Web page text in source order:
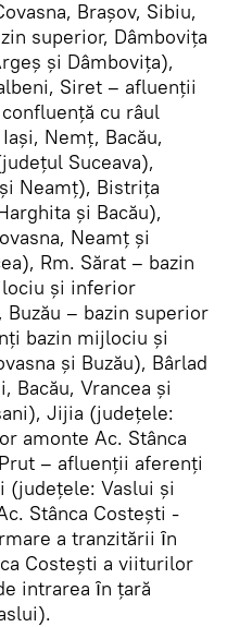
Braşov, Sibiu,
superior, Dâmboviţa
şi Dâmboviţa),
Siret – afluenţii
cu râul
Nemţ, Bacău,
Suceava),
Neamţ), Bistriţa
şi Bacău),
Neamţ şi
Rm. Sărat – bazin
şi inferior
– bazin superior
bazin mijlociu şi
şi Buzău), Bârlad
Bacău, Vrancea şi
Jijia (judeţele:
amonte Ac. Stânca
– afluenţii aferenţi
(judeţele: Vaslui şi
Stânca Costeşti -
a tranzitării ȋn
Costeşti a viiturilor
intrarea ȋn ţară